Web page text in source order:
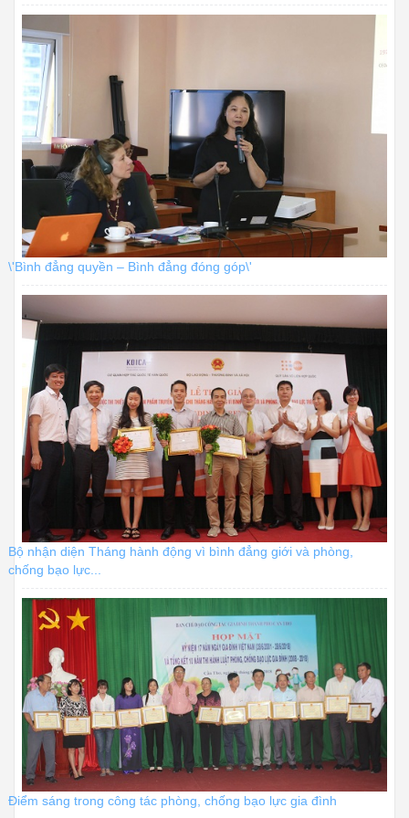
\'Bình đẳng quyền – Bình đẳng đóng góp\'
Bộ nhận diện Tháng hành động vì bình đẳng giới và phòng,
chống bạo lực...
Điểm sáng trong công tác phòng, chống bạo lực gia đình